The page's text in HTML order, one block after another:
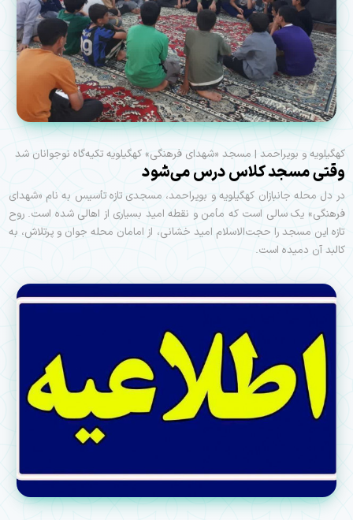
کهگیلویه و بویراحمد | مسجد «شهدای فرهنگی» کهگیلویه تکیه‌گاه نوجوانان شد
وقتی مسجد کلاس درس می‌شود
در دل محله جانبازان کهگیلویه و بویراحمد، مسجدی تازه‌ تأسیس به نام «شهدای
فرهنگی» یک سالی است که مأمن و نقطه امید بسیاری از اهالی شده است. روح
تازه این مسجد را حجت‌الاسلام امید خشانی، از امامان محله جوان و پرتلاش، به
کالبد آن دمیده است.